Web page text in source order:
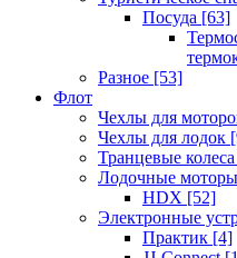
Посуда [63]
Разное [53]
Флот
Чехлы для
Чехлы для лодок
Транцевые колеса
Лодочные
HDX [52]
Электронные
Практик [4]